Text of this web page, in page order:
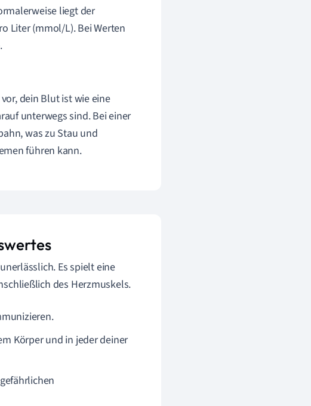
liegt der
Liter (mmol/L). Bei Werten
dein Blut ist wie eine
unterwegs sind. Bei einer
was zu Stau und
führen kann.
Es spielt eine
des Herzmuskels.
Körper und in jeder deiner